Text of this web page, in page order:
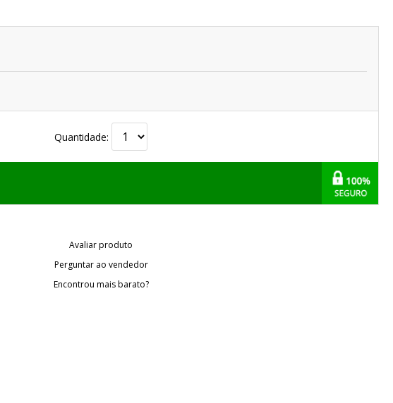
Quantidade:
Avaliar produto
Perguntar ao vendedor
Encontrou mais barato?